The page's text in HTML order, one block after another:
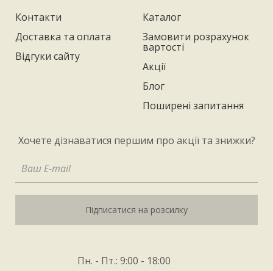
Контакти
Доставка та оплата
Відгуки сайту
Каталог
Замовити розрахунок
вартості
Акції
Блог
Поширені запитання
Хочете дізнаватися першим про акції та знижки?
Підписатися на розсилку
Пн. - Пт.: 9:00 - 18:00